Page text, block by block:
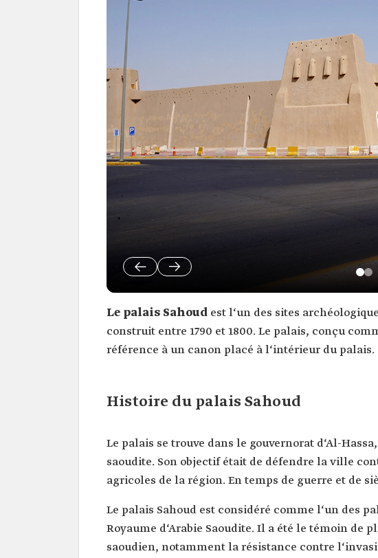
Le palais Sahoud est l‘un des sites
construit entre 1790 et 1800. Le palais, conçu
référence à un canon placé à l‘intérieur du palais.
Histoire du palais Sahoud
Le palais se trouve dans le gouvernorat d‘Al-
saoudite. Son objectif était de défendre la ville
agricoles de la région. En temps de guerre et de
Le palais Sahoud est considéré comme l‘un des
Royaume d‘Arabie Saoudite. Il a été le témoin
saoudien, notamment la résistance contre